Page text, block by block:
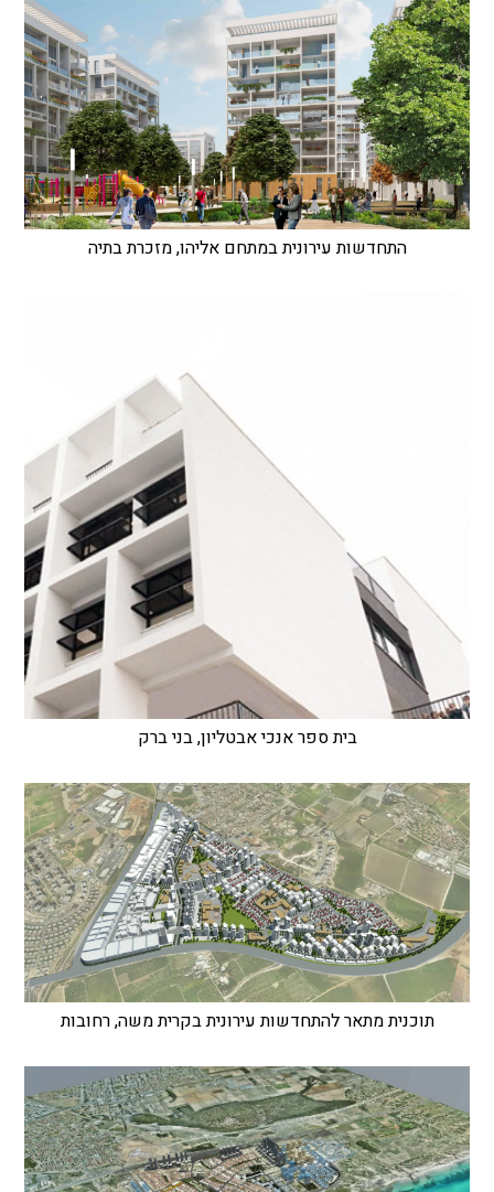
התחדשות עירונית במתחם אליהו, מזכרת בתיה
בית ספר אנכי אבטליון, בני ברק
תוכנית מתאר להתחדשות עירונית בקרית משה, רחובות